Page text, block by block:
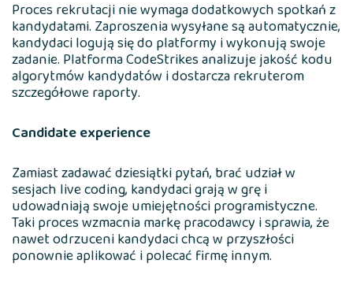
Proces rekrutacji nie wymaga dodatkowych spotkań z
kandydatami. Zaproszenia wysyłane są automatycznie,
kandydaci logują się do platformy i wykonują swoje
zadanie. Platforma CodeStrikes analizuje jakość kodu
algorytmów kandydatów i dostarcza rekruterom
szczegółowe raporty.
Candidate experience
Zamiast zadawać dziesiątki pytań, brać udział w
sesjach live coding, kandydaci grają w grę i
udowadniają swoje umiejętności programistyczne.
Taki proces wzmacnia markę pracodawcy i sprawia, że
nawet odrzuceni kandydaci chcą w przyszłości
ponownie aplikować i polecać firmę innym.